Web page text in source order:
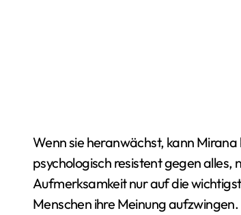
Wenn sie heranwächst, kann
psychologisch resistent gegen alles,
Aufmerksamkeit nur auf die
Menschen ihre Meinung